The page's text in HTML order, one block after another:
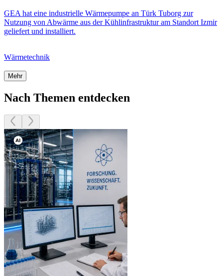
GEA hat eine industrielle Wärmepumpe an Türk Tuborg zur
Nutzung von Abwärme aus der Kühlinfrastruktur am Standort Izmir
geliefert und installiert.
Wärmetechnik
Mehr
Nach Themen entdecken